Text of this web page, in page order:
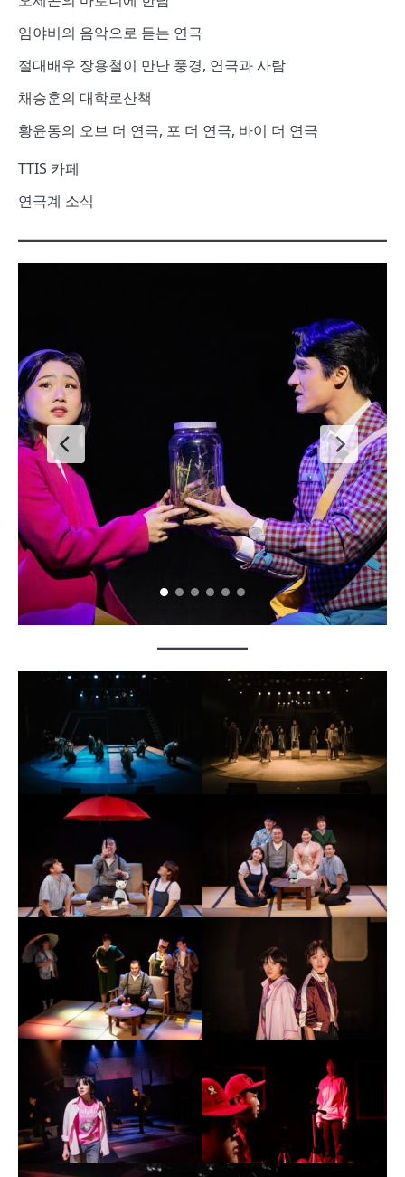
임야비의 음악으로 듣는 연극
절대배우 장용철이 만난 풍경, 연극과 사람
채승훈의 대학로산책
황윤동의 오브 더 연극, 포 더 연극, 바이 더 연극
TTIS 카페
연극계 소식